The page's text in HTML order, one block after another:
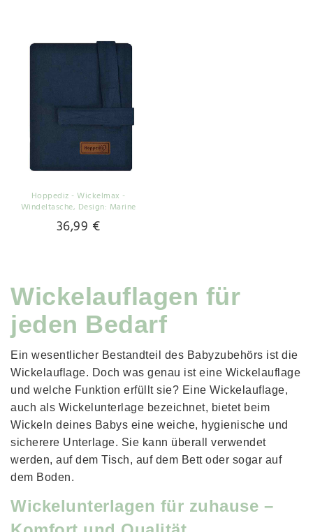
Hoppediz - Wickelmax -
Windeltasche, Design: Marine
36,99 €
Wickelauflagen für
jeden Bedarf
Ein wesentlicher Bestandteil des Babyzubehörs ist die
Wickelauflage. Doch was genau ist eine Wickelauflage
und welche Funktion erfüllt sie? Eine Wickelauflage,
auch als Wickelunterlage bezeichnet, bietet beim
Wickeln deines Babys eine weiche, hygienische und
sicherere Unterlage. Sie kann überall verwendet
werden, auf dem Tisch, auf dem Bett oder sogar auf
dem Boden.
Wickelunterlagen für zuhause –